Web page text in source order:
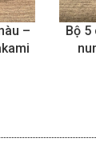
mẫu
Đĩa